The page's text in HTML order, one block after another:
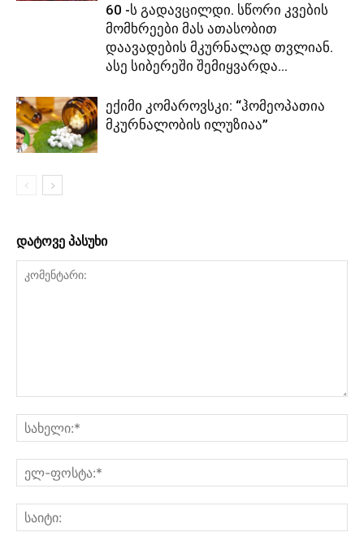
60 -ს გადავცილდი. სწორი კვების
მომხრეები მას ათასობით
დაავადების მკურნალად თვლიან.
ასე სიბერეში შემიყვარდა...
ექიმი კომაროვსკი: “ჰომეოპათია
მკურნალობის ილუზიაა”
დატოვე პასუხი